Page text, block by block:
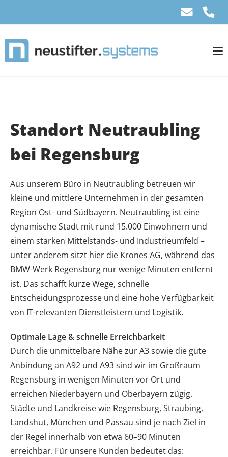
Standort Neutraubling
bei Regensburg
Aus unserem Büro in Neutraubling betreuen wir
kleine und mittlere Unternehmen in der gesamten
Region Ost- und Südbayern. Neutraubling ist eine
dynamische Stadt mit rund 15.000 Einwohnern und
einem starken Mittelstands- und Industrieumfeld –
unter anderem sitzt hier die Krones AG, während das
BMW-Werk Regensburg nur wenige Minuten entfernt
ist. Das schafft kurze Wege, schnelle
Entscheidungsprozesse und eine hohe Verfügbarkeit
von IT-relevanten Dienstleistern und Logistik.
Optimale Lage & schnelle Erreichbarkeit
Durch die unmittelbare Nähe zur A3 sowie die gute
Anbindung an A92 und A93 sind wir im Großraum
Regensburg in wenigen Minuten vor Ort und
erreichen Niederbayern und Oberbayern zügig.
Städte und Landkreise wie Regensburg, Straubing,
Landshut, München und Passau sind je nach Ziel in
der Regel innerhalb von etwa 60–90 Minuten
erreichbar. Für unsere Kunden bedeutet das: